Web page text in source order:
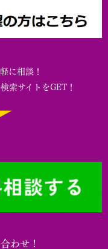
に相談！
索サイトをGET！
わせ！